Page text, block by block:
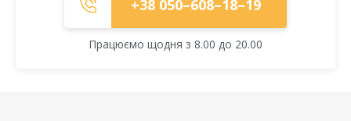
+38 050–608–18–19
Працюємо щодня з 8.00 до 20.00